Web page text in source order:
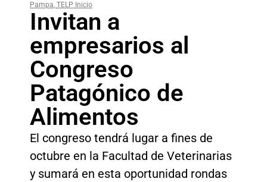
Pampa, TELP Inicio
Invitan a
empresarios al
Congreso
Patagónico de
Alimentos
El congreso tendrá lugar a fines de
octubre en la Facultad de Veterinarias
y sumará en esta oportunidad rondas